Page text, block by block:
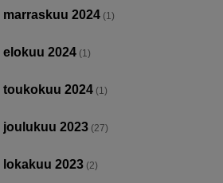
marraskuu 2024 (1)
elokuu 2024 (1)
toukokuu 2024 (1)
joulukuu 2023 (27)
lokakuu 2023 (2)